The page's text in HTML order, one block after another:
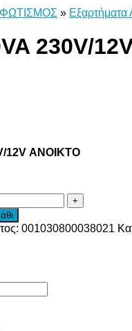
ΦΩΤΙΣΜΟΣ »
230V/
12V ΑΝΟΙΚΤΟ
001030800038021